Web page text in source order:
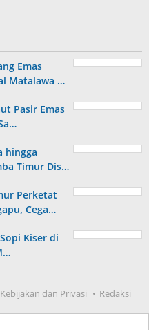
Emas
Matalawa …
Pasir Emas
hingga
Timur Dis…
Perketat
Cega…
Kiser di
Kebijakan dan Privasi Redaksi